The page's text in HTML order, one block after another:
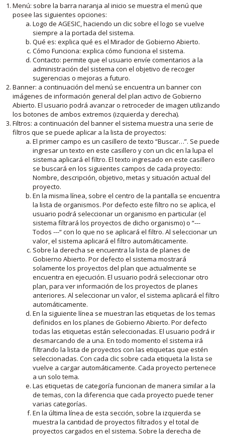
Menú: sobre la barra naranja al inicio se muestra el menú que
posee las siguientes opciones:
Logo de AGESIC, haciendo un clic sobre el logo se vuelve
siempre a la portada del sistema.
Qué es: explica qué es el Mirador de Gobierno Abierto.
Cómo Funciona: explica cómo funciona el sistema.
Contacto: permite que el usuario envíe comentarios a la
administración del sistema con el objetivo de recoger
sugerencias o mejoras a futuro.
Banner: a continuación del menú se encuentra un banner con
imágenes de información general del plan activo de Gobierno
Abierto. El usuario podrá avanzar o retroceder de imagen utilizando
los botones de ambos extremos (izquierda y derecha).
Filtros: a continuación del banner el sistema muestra una serie de
filtros que se puede aplicar a la lista de proyectos:
El primer campo es un casillero de texto “Buscar…”. Se puede
ingresar un texto en este casillero y con un clic en la lupa el
sistema aplicará el filtro. El texto ingresado en este casillero
se buscará en los siguientes campos de cada proyecto:
Nombre, descripción, objetivo, metas y situación actual del
proyecto.
En la misma línea, sobre el centro de la pantalla se encuentra
la lista de organismos. Por defecto este filtro no se aplica, el
usuario podrá seleccionar un organismo en particular (el
sistema filtrará los proyectos de dicho organismo) o “---
Todos ---“ con lo que no se aplicará el filtro. Al seleccionar un
valor, el sistema aplicará el filtro automáticamente.
Sobre la derecha se encuentra la lista de planes de
Gobierno Abierto. Por defecto el sistema mostrará
solamente los proyectos del plan que actualmente se
encuentra en ejecución. El usuario podrá seleccionar otro
plan, para ver información de los proyectos de planes
anteriores. Al seleccionar un valor, el sistema aplicará el filtro
automáticamente.
En la siguiente línea se muestran las etiquetas de los temas
definidos en los planes de Gobierno Abierto. Por defecto
todas las etiquetas están seleccionadas. El usuario podrá ir
desmarcando de a una. En todo momento el sistema irá
filtrando la lista de proyectos con las etiquetas que estén
seleccionadas. Con cada clic sobre cada etiqueta la lista se
vuelve a cargar automáticamente. Cada proyecto pertenece
a un solo tema.
Las etiquetas de categoría funcionan de manera similar a la
de temas, con la diferencia que cada proyecto puede tener
varias categorías.
En la última línea de esta sección, sobre la izquierda se
muestra la cantidad de proyectos filtrados y el total de
proyectos cargados en el sistema. Sobre la derecha de